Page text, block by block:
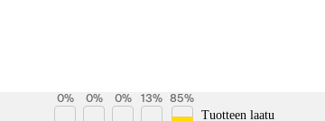
0% 0% 0% 13% 85%
Tuotteen laatu